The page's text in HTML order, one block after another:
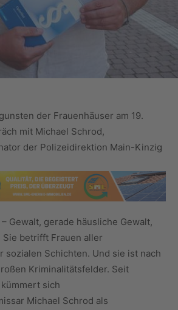
der Frauenhäuser am 19.
mit Michael Schrod,
der Polizeidirektion Main-Kinzig
Gewalt, gerade häusliche Gewalt,
Sie betrifft Frauen aller
sozialen Schichten. Und sie ist nach
Kriminalitätsfelder. Seit
sich
Michael Schrod als